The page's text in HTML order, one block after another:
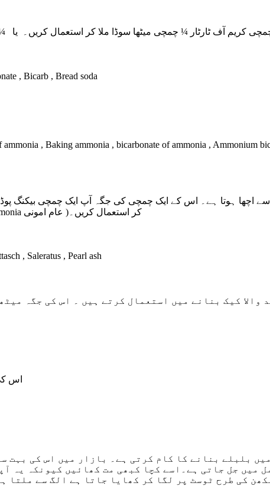
کریم آف ٹارٹار ¼ چمچی میٹھا سوڈا ملا کر استعمال کریں۔
, Bicarb , Bread soda
, Baking ammonia , bicarbonate of ammonia , Ammonium
ہوتا ہے۔ اس کے ایک چمچی کی جگہ آپ ایک چمچی بیکنگ
کر استعمال کریں۔( عام امونی
, Saleratus , Pearl ash
والا کیک بنانے میں استعمال کرتے ہیں ۔ اس کی جگہ
اس
بلبلے بنانے کا کام کرتی ہے۔ بازار میں اس کی بہت
میں جل جاتی ہے۔اسے کچا کبھی مت کھائیں کیونکہ یہ
کی طرح ٹوسٹ پر لگا کر کھایا جاتا ہے الگ سے ملتا